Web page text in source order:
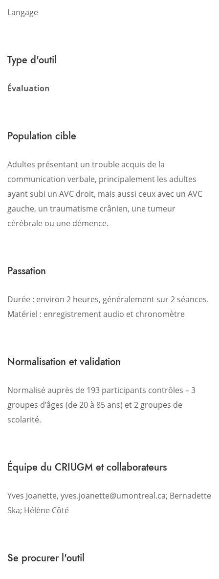
Langage
Type d'outil
Évaluation
Population cible
Adultes présentant un trouble acquis de la
communication verbale, principalement les adultes
ayant subi un AVC droit, mais aussi ceux avec un AVC
gauche, un traumatisme crânien, une tumeur
cérébrale ou une démence.
Passation
Durée : environ 2 heures, généralement sur 2 séances.
Matériel : enregistrement audio et chronomètre
Normalisation et validation
Normalisé auprès de 193 participants contrôles – 3
groupes d’âges (de 20 à 85 ans) et 2 groupes de
scolarité.
Équipe du CRIUGM et collaborateurs
Yves Joanette, yves.joanette@umontreal.ca; Bernadette
Ska; Hélène Côté
Se procurer l'outil